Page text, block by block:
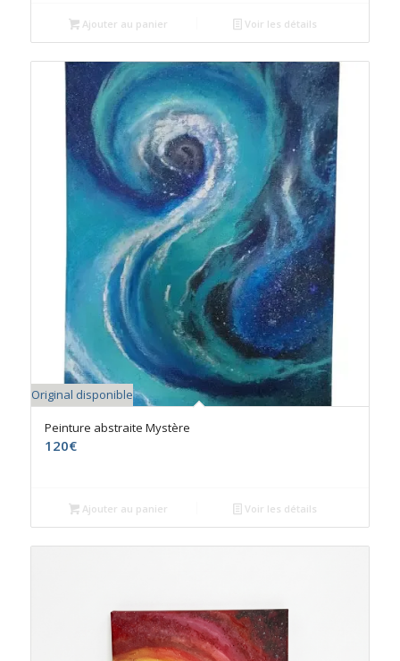
Ajouter au panier Voir les détails
Original disponible
Peinture abstraite Mystère
120€
Ajouter au panier Voir les détails